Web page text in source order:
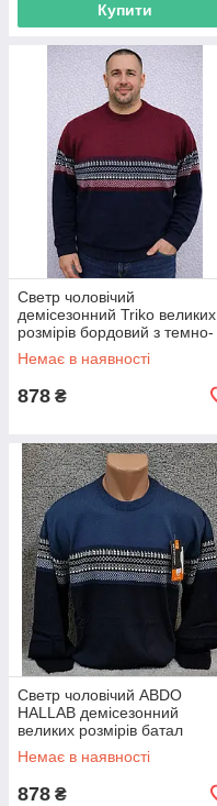
Купити
Светр чоловічий
демісезонний Triko великих
розмірів бордовий з темно-
синім
Немає в наявності
878 ₴
Светр чоловічий ABDO
HALLAB демісезонний
великих розмірів батал
темно-синій із синім
Немає в наявності
878 ₴